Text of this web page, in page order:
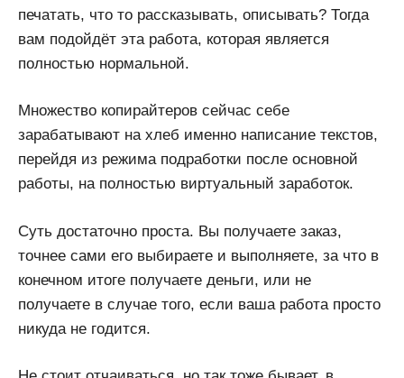
печатать, что то рассказывать, описывать? Тогда
вам подойдёт эта работа, которая является
полностью нормальной.
Множество копирайтеров сейчас себе
зарабатывают на хлеб именно написание текстов,
перейдя из режима подработки после основной
работы, на полностью виртуальный заработок.
Суть достаточно проста. Вы получаете заказ,
точнее сами его выбираете и выполняете, за что в
конечном итоге получаете деньги, или не
получаете в случае того, если ваша работа просто
никуда не годится.